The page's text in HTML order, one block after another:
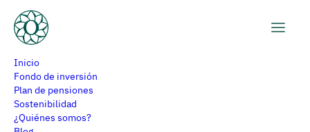
Inicio
Fondo de inversión
Plan de pensiones
Sostenibilidad
¿Quiénes somos?
El ZEW de Alemania y los